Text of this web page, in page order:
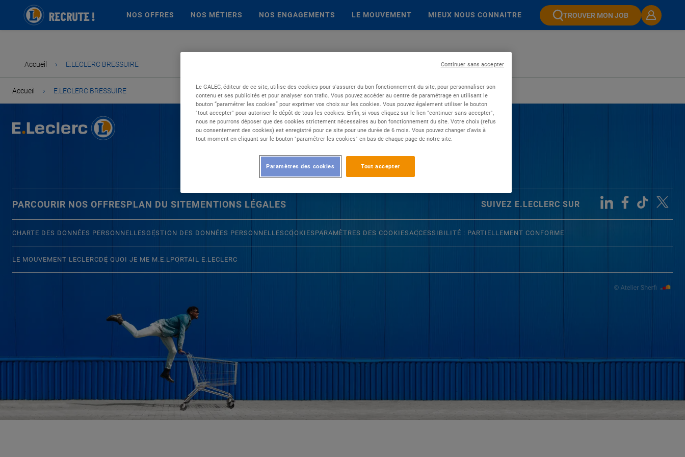
NOS OFFRES NOS MÉTIERS NOS ENGAGEMENTS LE MOUVEMENT MIEUX NOUS CONNAITRE TROUVER MON JOB
Accueil › E.LECLERC BRESSUIRE
Accueil › E.LECLERC BRESSUIRE
PARCOURIR NOS OFFRESPLAN DU SITEMENTIONS LÉGALES SUIVEZ E.LECLERC SUR
CHARTE DES DONNÉES PERSONNELLESGESTION DES DONNÉES PERSONNELLESCOOKIES PARAMÈTRES DES COOKIESACCESSIBILITÉ : PARTIELLEMENT CONFORME
LE MOUVEMENT LECLERCDE QUOI JE ME M.E.LPORTAIL E.LECLERC
Le GALEC, éditeur de ce site, utilise des cookies pour s'assurer du bon fonctionnement du site, pour personnaliser son
contenu et ses publicités et pour analyser son trafic. Vous pouvez accéder au centre de paramétrage en utilisant le
bouton “paramétrer les cookies” pour exprimer vos choix sur les cookies. Vous pouvez également utiliser le bouton
"tout accepter" pour autoriser le dépôt de tous les cookies. Enfin, si vous cliquez sur le lien "continuer sans accepter",
nous ne pourrons déposer que des cookies strictement nécessaires au bon fonctionnement du site. Votre choix (refus
ou consentement des cookies) est enregistré pour ce site pour une durée de 6 mois. Vous pouvez changer d'avis à
tout moment en cliquant sur le bouton "paramétrer les cookies" en bas de chaque page de notre site.
Tout accepter
Paramètres des cookies
Continuer sans accepter